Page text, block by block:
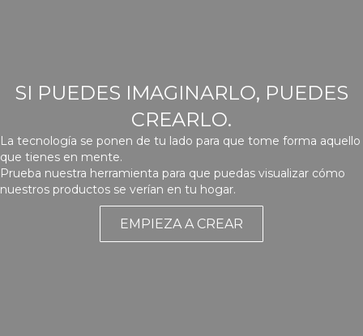
SI PUEDES IMAGINARLO, PUEDES
CREARLO.
La tecnología se ponen de tu lado para que tome forma aquello
que tienes en mente.
Prueba nuestra herramienta para que puedas visualizar cómo
nuestros productos se verían en tu hogar.
EMPIEZA A CREAR